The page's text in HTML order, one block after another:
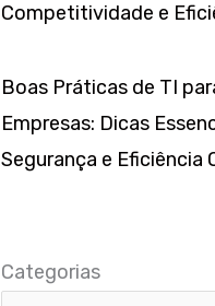
Competitividade e
Boas Práticas de TI
Empresas: Dicas
Segurança e Eficiência
Categorias